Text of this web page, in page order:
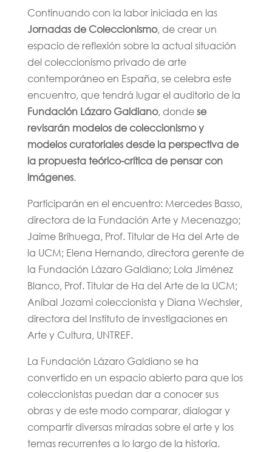
Continuando con la labor iniciada en las
Jornadas de Coleccionismo, de crear un
espacio de reflexión sobre la actual situación
del coleccionismo privado de arte
contemporáneo en España, se celebra este
encuentro, que tendrá lugar el auditorio de la
Fundación Lázaro Galdiano, dondese
revisarán modelos de coleccionismo y
modelos curatoriales desde la perspectiva de
la propuesta teórico-crítica de pensar con
imágenes.
Participarán en el encuentro: Mercedes Basso,
directora de la Fundación Arte y Mecenazgo;
Jaime Brihuega, Prof. Titular de Ha del Arte de
la UCM; Elena Hernando, directora gerente de
la Fundación Lázaro Galdiano; Lola Jiménez
Blanco, Prof. Titular de Ha del Arte de la UCM;
Aníbal Jozami coleccionista y Diana Wechsler,
directora del Instituto de investigaciones en
Arte y Cultura, UNTREF.
La Fundación Lázaro Galdiano se ha
convertido en un espacio abierto para que los
coleccionistas puedan dar a conocer sus
obras y de este modo comparar, dialogar y
compartir diversas miradas sobre el arte y los
temas recurrentes a lo largo de la historia.